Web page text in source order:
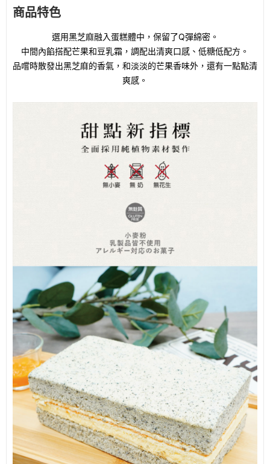
商品特色
選用黑芝麻融入蛋糕體中，保留了Q彈綿密。
中間內餡搭配芒果和豆乳霜，調配出清爽口感、低糖低配方。
品嚐時散發出黑芝麻的香氣，和淡淡的芒果香味外，還有一點點清
爽感 。